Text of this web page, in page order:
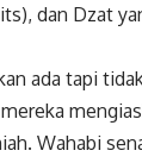
dan Dzat
ada tapi
Wahabi